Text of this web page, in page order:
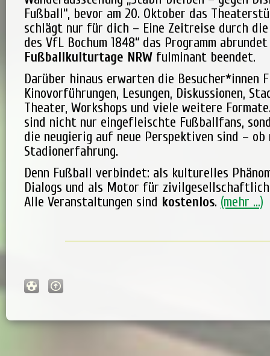
Fußball“, bevor am 20. Oktober das
schlägt nur für dich – Eine Zeitreise durch die
des VfL Bochum 1848“ das Programm
Fußballkulturtage NRW fulminant beendet.
Darüber hinaus erwarten die Besucher*innen
Kinovorführungen, Lesungen, Diskussionen,
Theater, Workshops und viele weitere
sind nicht nur eingefleischte Fußballfans,
die neugierig auf neue Perspektiven sind –
Stadionerfahrung.
Denn Fußball verbindet: als kulturelles
Dialogs und als Motor für
Alle Veranstaltungen sind kostenlos. (mehr …)